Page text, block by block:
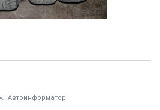
Автоинформатор